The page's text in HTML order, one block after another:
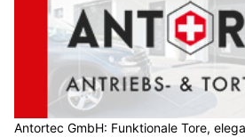
Antortec GmbH: Funktionale Tore,